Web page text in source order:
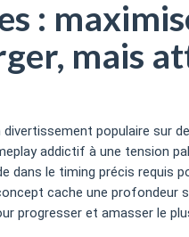
:
mais
populaire sur
addictif à une tension
dans le timing précis requis
cache une profondeur
progresser et amasser le